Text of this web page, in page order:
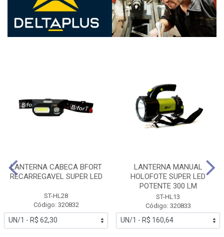
LANTERNA CABECA BFORT
RECARREGAVEL SUPER LED
ST-HL28
Código: 320832
LANTERNA MANUAL
HOLOFOTE SUPER LED
POTENTE 300 LM
ST-HL13
Código: 320833